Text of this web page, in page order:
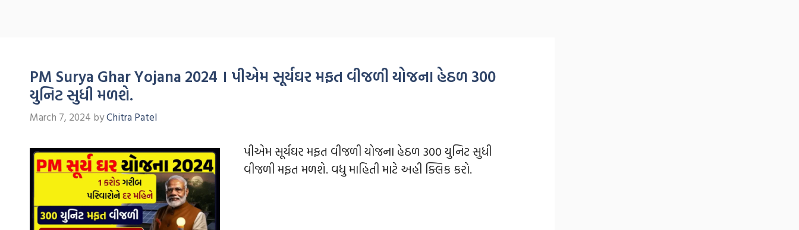
PM Surya Ghar Yojana 2024 । પીએમ સૂર્યઘર મફત વીજળી યોજના હેઠળ 300
યુનિટ સુધી મળશે.
March 7, 2024 byChitra Patel
પીએમ સૂર્યઘર મફત વીજળી યોજના હેઠળ 300 યુનિટ સુધી
વીજળી મફત મળશે. વધુ માહિતી માટે અહી ક્લિક કરો.